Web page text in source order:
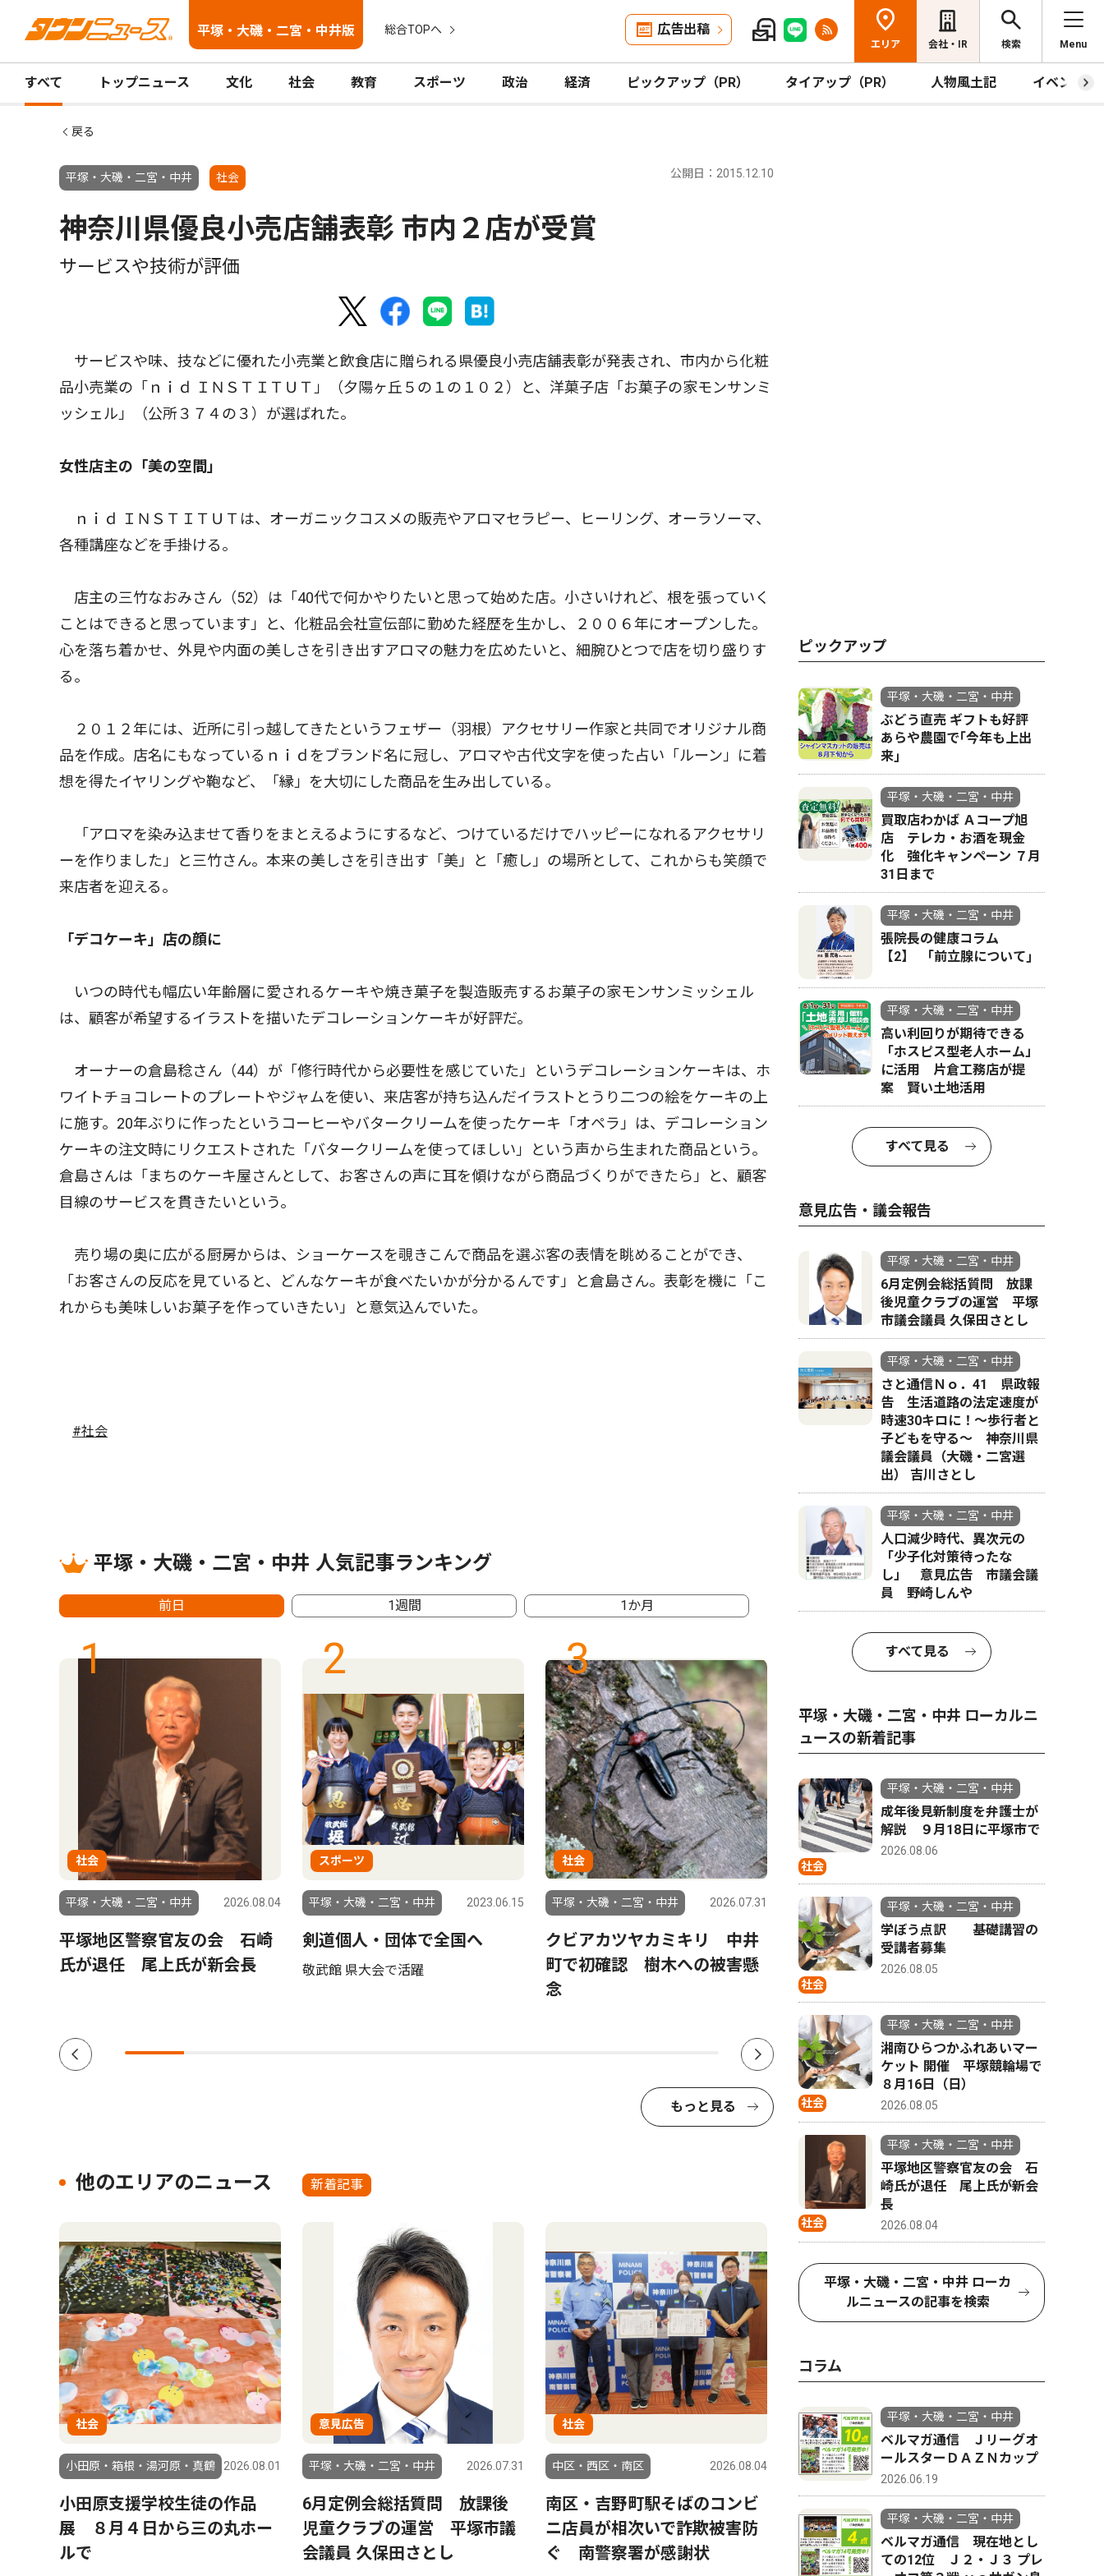
平塚・大磯・二宮・中井版 総合TOPへ 広告出稿
エリア 会社・IR 検索 Menu
すべて トップニュース 文化 社会 教育 スポーツ 政治 経済 ピックアップ（PR） タイアップ（PR） 人物風土記 イベント
戻る
平塚・大磯・二宮・中井 社会 公開日：2015.12.10
神奈川県優良小売店舗表彰 市内２店が受賞
サービスや技術が評価
サービスや味、技などに優れた小売業と飲食店に贈られる県優良小売店舗表彰が発表され、市内から化粧
品小売業の「ｎｉｄ ＩＮＳＴＩＴＵＴ」（夕陽ヶ丘５の１の１０２）と、洋菓子店「お菓子の家モンサンミ
ッシェル」（公所３７４の３）が選ばれた。
女性店主の「美の空間」
ｎｉｄ ＩＮＳＴＩＴＵＴは、オーガニックコスメの販売やアロマセラピー、ヒーリング、オーラソーマ、
各種講座などを手掛ける。
店主の三竹なおみさん（52）は「40代で何かやりたいと思って始めた店。小さいけれど、根を張っていく
ことはできると思っています」と、化粧品会社宣伝部に勤めた経歴を生かし、２００６年にオープンした。
心を落ち着かせ、外見や内面の美しさを引き出すアロマの魅力を広めたいと、細腕ひとつで店を切り盛りす
る。
２０１２年には、近所に引っ越してきたというフェザー（羽根）アクセサリー作家と共同でオリジナル商
品を作成。店名にもなっているｎｉｄをブランド名に冠し、アロマや古代文字を使った占い「ルーン」に着
想を得たイヤリングや鞄など、「縁」を大切にした商品を生み出している。
「アロマを染み込ませて香りをまとえるようにするなど、つけているだけでハッピーになれるアクセサリ
ーを作りました」と三竹さん。本来の美しさを引き出す「美」と「癒し」の場所として、これからも笑顔で
来店者を迎える。
「デコケーキ」店の顔に
いつの時代も幅広い年齢層に愛されるケーキや焼き菓子を製造販売するお菓子の家モンサンミッシェル
は、顧客が希望するイラストを描いたデコレーションケーキが好評だ。
オーナーの倉島稔さん（44）が「修行時代から必要性を感じていた」というデコレーションケーキは、ホ
ワイトチョコレートのプレートやジャムを使い、来店客が持ち込んだイラストとうり二つの絵をケーキの上
に施す。20年ぶりに作ったというコーヒーやバタークリームを使ったケーキ「オペラ」は、デコレーション
ケーキの注文時にリクエストされた「バタークリームを使ってほしい」という声から生まれた商品という。
倉島さんは「まちのケーキ屋さんとして、お客さんの声に耳を傾けながら商品づくりができたら」と、顧客
目線のサービスを貫きたいという。
売り場の奥に広がる厨房からは、ショーケースを覗きこんで商品を選ぶ客の表情を眺めることができ、
「お客さんの反応を見ていると、どんなケーキが食べたいかが分かるんです」と倉島さん。表彰を機に「こ
れからも美味しいお菓子を作っていきたい」と意気込んでいた。
#社会
平塚・大磯・二宮・中井 人気記事ランキング
前日 1週間 1か月
1
社会
平塚・大磯・二宮・中井 2026.08.04
平塚地区警察官友の会 石崎
氏が退任 尾上氏が新会長
2
スポーツ
平塚・大磯・二宮・中井 2023.06.15
剣道個人・団体で全国へ
敬武館 県大会で活躍
3
社会
平塚・大磯・二宮・中井 2026.07.31
クビアカツヤカミキリ 中井
町で初確認 樹木への被害懸
念
スポーツ
平塚・大磯・二宮・中井 2026.07.31
金目中・花待さん土沢中・荻
野さん 全国・関東で活躍誓
う 1500ｍと100ｍに出場
中郡（大
もっと見る
他のエリアのニュース 新着記事
社会
小田原・箱根・湯河原・真鶴 2026.08.01
小田原支援学校生徒の作品
展 ８月４日から三の丸ホー
ルで
意見広告
平塚・大磯・二宮・中井 2026.07.31
6月定例会総括質問 放課後
児童クラブの運営 平塚市議
会議員 久保田さとし
社会
中区・西区・南区 2026.08.04
南区・吉野町駅そばのコンビ
ニ店員が相次いで詐欺被害防
ぐ 南警察署が感謝状
ピックアップ
平塚・大磯・二宮・中井
ぶどう直売 ギフトも好評
あらや農園で｢今年も上出
来｣
平塚・大磯・二宮・中井
買取店わかば Ａコープ旭
店 テレカ・お酒を現金
化 強化キャンペーン ７月
31日まで
平塚・大磯・二宮・中井
張院長の健康コラム
【2】 ｢前立腺について｣
平塚・大磯・二宮・中井
高い利回りが期待できる
「ホスピス型老人ホーム」
に活用 片倉工務店が提
案 賢い土地活用
すべて見る
意見広告・議会報告
平塚・大磯・二宮・中井
6月定例会総括質問 放課
後児童クラブの運営 平塚
市議会議員 久保田さとし
平塚・大磯・二宮・中井
さと通信Ｎｏ．41 県政報
告 生活道路の法定速度が
時速30キロに！〜歩行者と
子どもを守る〜 神奈川県
議会議員（大磯・二宮選
出） 吉川さとし
平塚・大磯・二宮・中井
人口減少時代、異次元の
「少子化対策待ったな
し」 意見広告 市議会議
員 野崎しんや
すべて見る
平塚・大磯・二宮・中井 ローカルニ
ュースの新着記事
社会
平塚・大磯・二宮・中井
成年後見新制度を弁護士が
解説 ９月18日に平塚市で
2026.08.06
社会
平塚・大磯・二宮・中井
学ぼう点訳 基礎講習の
受講者募集
2026.08.05
社会
平塚・大磯・二宮・中井
湘南ひらつかふれあいマー
ケット 開催 平塚競輪場で
８月16日（日）
2026.08.05
社会
平塚・大磯・二宮・中井
平塚地区警察官友の会 石
崎氏が退任 尾上氏が新会
長
2026.08.04
平塚・大磯・二宮・中井 ローカ
ルニュースの記事を検索
コラム
平塚・大磯・二宮・中井
ベルマガ通信 Ｊリーグオ
ールスターＤＡＺＮカップ
2026.06.19
平塚・大磯・二宮・中井
ベルマガ通信 現在地とし
ての12位 Ｊ２・Ｊ３ プレ